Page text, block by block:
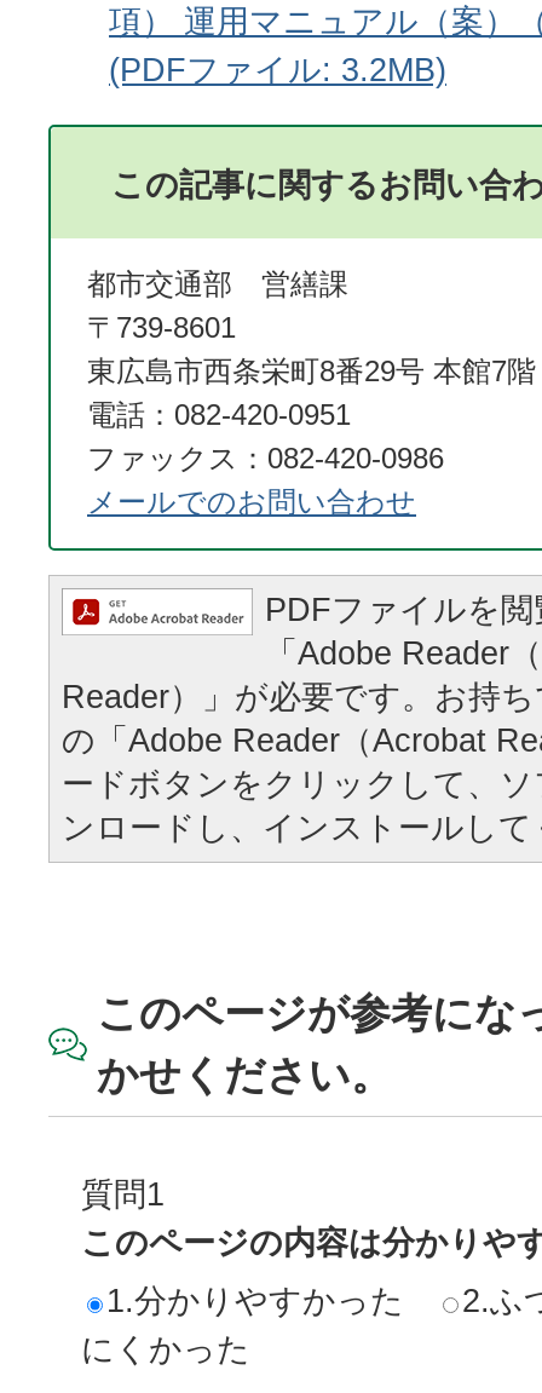
項） 運用マニュアル（案）
(PDFファイル: 3.2MB)
この記事に関するお問い合
都市交通部 営繕課
〒739-8601
東広島市西条栄町8番29号 本館7階
電話：082-420-0951
ファックス：082-420-0986
メールでのお問い合わせ
PDFファイルを
「Adobe Reader
Reader）」が必要です。お持
の「Adobe Reader（Acrobat
ードボタンをクリックして、
ンロードし、インストールし
このページが参考にな
かせください。
質問1
このページの内容は分かりや
1.分かりやすかった
2.ふ
にくかった